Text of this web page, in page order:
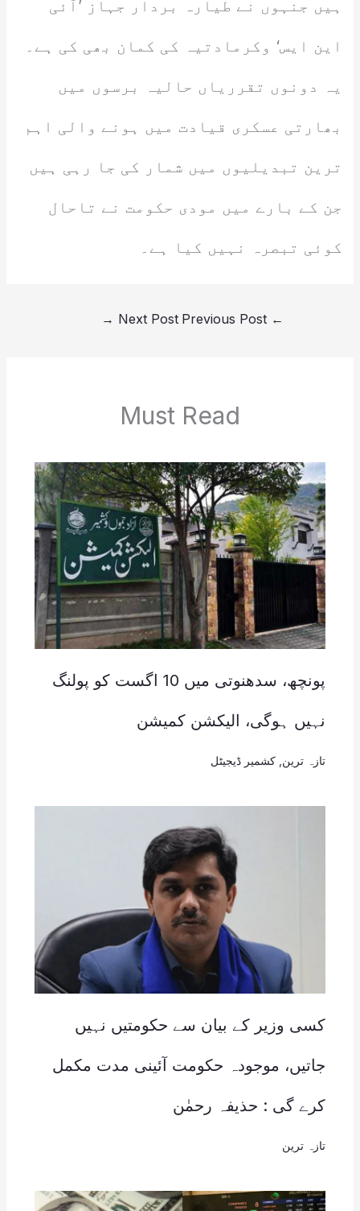
ہیں جنہوں نے طیارہ بردار جہاز ’آئی
این ایس‘ وکرمادتیہ کی کمان بھی کی ہے۔
یہ دونوں تقرریاں حالیہ برسوں میں
بھارتی عسکری قیادت میں ہونے والی اہم
ترین تبدیلیوں میں شمار کی جا رہی ہیں
جن کے بارے میں مودی حکومت نے تاحال
کوئی تبصرہ نہیں کیا ہے۔
←
Next Post
→
Must Read
پونچھ، سدھنوتی میں 10 اگست کو پولنگ
نہیں ہوگی، الیکشن کمیشن
تازہ ترین کشمیر ڈیجیٹل
کسی وزیر کے بیان سے حکومتیں نہیں
جاتیں، موجودہ حکومت آئینی مدت مکمل
کرے گی : حذیفہ رحمٰن
تازہ ترین